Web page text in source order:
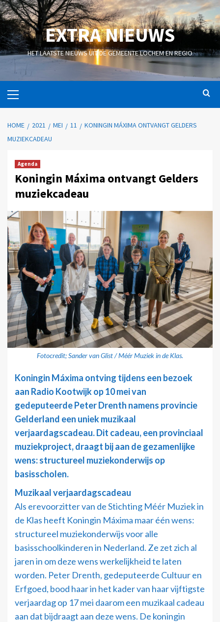
EXTRA NIEUWS
HET LAATSTE NIEUWS UIT DE GEMEENTE LOCHEM EN REGIO
HOME 2021 MEI 11
KONINGIN MÁXIMA ONTVANGT GELDERS
MUZIEKCADEAU
Agenda
Koningin Máxima ontvangt Gelders
muziekcadeau
Fotocredit; Sander van Glist / Méér Muziek in de Klas.
Koningin Máxima ontving tijdens een bezoek
aan Radio Kootwijk op 10 mei van
gedeputeerde Peter Drenth namens provincie
Gelderland een uniek muzikaal
verjaardagscadeau. Dit cadeau, een provinciaal
muziekproject, draagt bij aan de gezamenlijke
wens: structureel muziekonderwijs op
basisscholen.
Muzikaal verjaardagscadeau
Als erevoorzitter van de Stichting Méér Muziek in
de Klas heeft Koningin Máxima maar één wens:
structureel muziekonderwijs voor alle
basisschoolkinderen in Nederland. Ze zet zich al
jaren in om deze wens werkelijkheid te laten
worden. Peter Drenth, gedeputeerde Cultuur en
Erfgoed, bood haar in het kader van haar vijftigste
verjaardag op 17 mei daarom een muzikaal cadeau
aan dat bijdraagt aan deze wens. De koningin